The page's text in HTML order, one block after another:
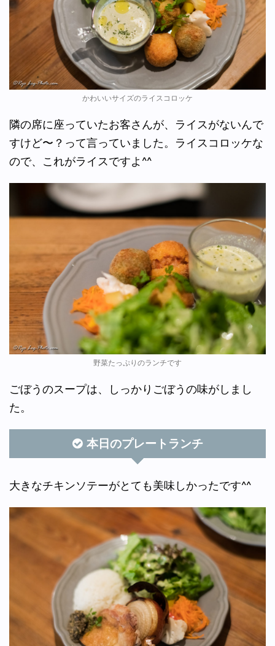
かわいいサイズのライスコロッケ
隣の席に座っていたお客さんが、ライスがないんで
すけど〜？って言っていました。ライスコロッケな
ので、これがライスですよ^^
野菜たっぷりのランチです
ごぼうのスープは、しっかりごぼうの味がしまし
た。
本日のプレートランチ
大きなチキンソテーがとても美味しかったです^^